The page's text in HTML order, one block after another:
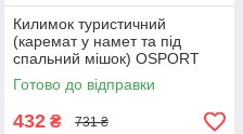
Килимок туристичний
(каремат у намет та під
спальний мішок) OSPORT
Tourist 10мм (FI-0082)
Жовто-Синій
Готово до відправки
432 ₴ 731 ₴